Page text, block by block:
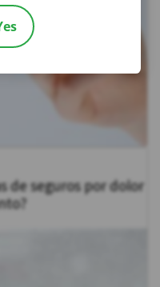
de seguros por dolor